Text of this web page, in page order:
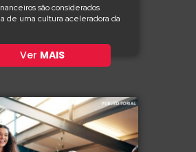
são considerados
de uma cultura aceleradora da
Ver MAIS